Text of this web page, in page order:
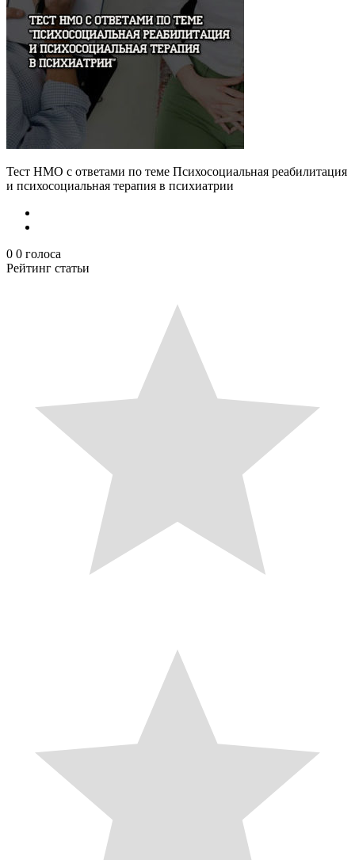
Тест НМО с ответами по теме Психосоциальная реабилитация
и психосоциальная терапия в психиатрии
0 0 голоса
Рейтинг статьи